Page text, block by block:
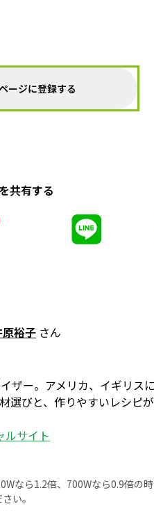
ージに登録する
共有する
裕子 さん
ザー。アメリカ、イギリス
びと、作りやすいレシピが
ルサイト
なら1.2倍、700Wなら0.9倍の
い。